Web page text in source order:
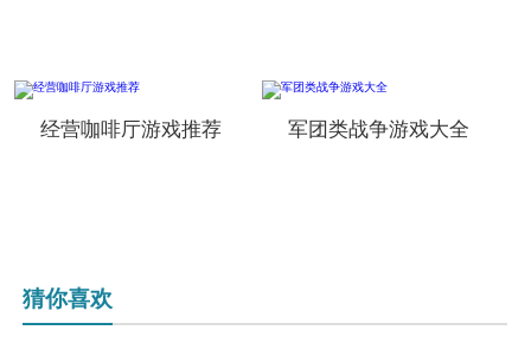
经营咖啡厅游戏推荐 军团类战争游戏大全
猜你喜欢